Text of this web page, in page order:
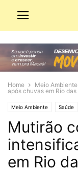
Home Meio Ambiente
após chuvas em Rio das
Meio Ambiente Saúde
Mutirão
em Rio